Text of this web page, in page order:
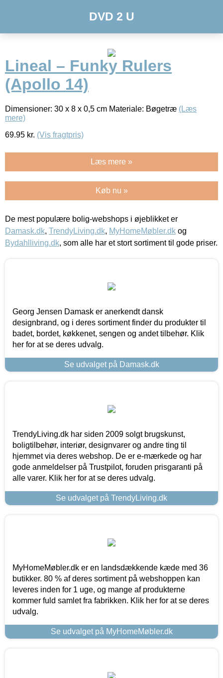
DVD 2 U
Lineal – Funky Rulers
(Apollo 14)
Dimensioner: 30 x 8 x 0,5 cm Materiale: Bøgetræ (Læs
mere)
69.95 kr. (Vis fragtpris)
Læs mere »
Køb nu »
De mest populære bolig-webshops i øjeblikket er
Damask.dk, TrendyLiving.dk, MyHomeMøbler.dk og
Bydahlliving.dk, som alle har et stort sortiment til gode priser.
Georg Jensen Damask er anerkendt dansk
designbrand, og i deres sortiment finder du produkter til
badet, bordet, køkkenet, sengen og andet tilbehør. Klik
her for at se deres udvalg.
Se udvalget på Damask.dk
TrendyLiving.dk har siden 2009 solgt brugskunst,
boligtilbehør, interiør, designvarer og andre ting til
hjemmet via deres webshop. De er e-mærkede og har
gode anmeldelser på Trustpilot, foruden prisgaranti på
alle varer. Klik her for at se deres udvalg.
Se udvalget på TrendyLiving.dk
MyHomeMøbler.dk er en landsdækkende kæde med 36
butikker. 80 % af deres sortiment på webshoppen kan
leveres inden for 1 uge, og mange af produkterne
kommer fuld samlet fra fabrikken. Klik her for at se deres
udvalg.
Se udvalget på MyHomeMøbler.dk